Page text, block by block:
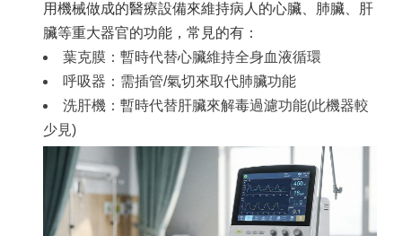
用機械做成的醫療設備來維持病人的心臟、肺臟、肝
臟等重大器官的功能，常見的有：
葉克膜：暫時代替心臟維持全身血液循環
呼吸器：需插管/氣切來取代肺臟功能
洗肝機：暫時代替肝臟來解毒過濾功能(此機器較
少見)